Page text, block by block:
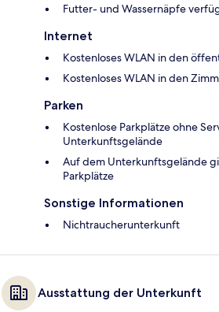
Futter- und Wassernäpfe
Internet
Kostenloses WLAN in den
Kostenloses WLAN in den
Parken
Kostenlose Parkplätze ohne
Unterkunftsgelände
Auf dem Unterkunftsgelände
Parkplätze
Sonstige Informationen
Nichtraucherunterkunft
Ausstattung der Unterkunft